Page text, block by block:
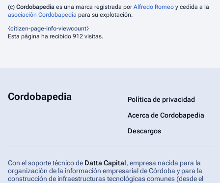
(c) Cordobapedia es una marca registrada por Alfredo Romeo y cedida a la
asociación Cordobapedia para su explotación.
⧼citizen-page-info-viewcount⧽
Esta página ha recibido 912 visitas.
Cordobapedia
Política de privacidad
Acerca de Cordobapedia
Descargos
Con el soporte técnico de Datta Capital, empresa nacida para la
organización de la información empresarial de Córdoba y para la
construcción de infraestructuras tecnológicas comunes (desde el